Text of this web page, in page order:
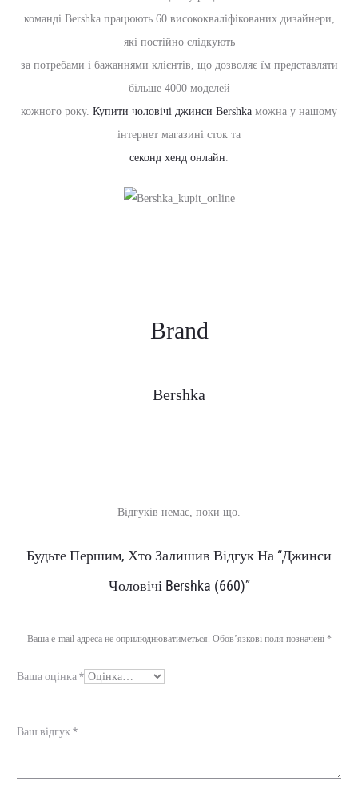
команді Bershka працюють 60 висококваліфікованих дизайнери,
які постійно слідкують
за потребами і бажаннями клієнтів, що дозволяє їм представляти
більше 4000 моделей
кожного року. Купити чоловічі джинси Bershka можна у нашому
інтернет магазині сток та
секонд хенд онлайн.
Brand
Bershka
В
у
и
Відгуків немає, поки що.
Будьте Першим, Хто Залишив Відгук На “Джинси
Чоловічі Bershka (660)”
Ваша e-mail адреса не оприлюднюватиметься. Обов’язкові поля позначені *
Ваша оцінка*
Ваш відгук*